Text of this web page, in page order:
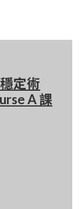
定術
A 課